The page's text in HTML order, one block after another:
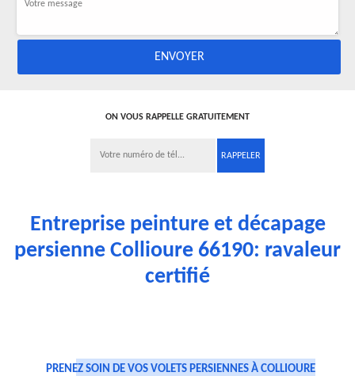
ON VOUS RAPPELLE GRATUITEMENT
Entreprise peinture et décapage
persienne Collioure 66190: ravaleur
certifié
PRENEZ SOIN DE VOS VOLETS PERSIENNES À COLLIOURE